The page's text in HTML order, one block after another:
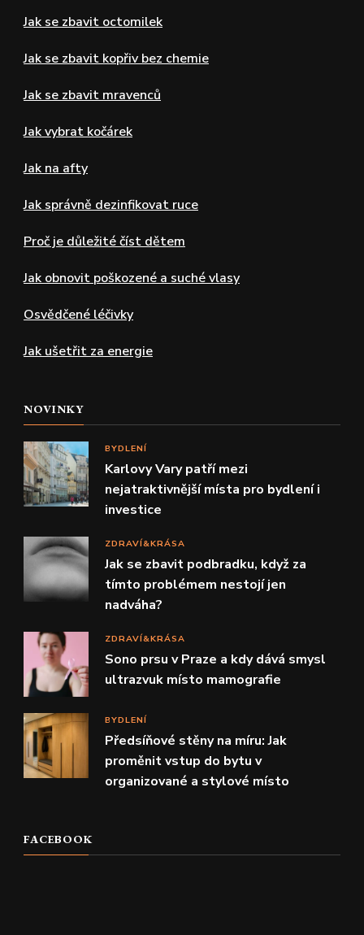
Jak se zbavit octomilek
Jak se zbavit kopřiv bez chemie
Jak se zbavit mravenců
Jak vybrat kočárek
Jak na afty
Jak správně dezinfikovat ruce
Proč je důležité číst dětem
Jak obnovit poškozené a suché vlasy
Osvědčené léčivky
Jak ušetřit za energie
NOVINKY
BYDLENÍ
Karlovy Vary patří mezi
nejatraktivnější místa pro bydlení i
investice
ZDRAVÍ&KRÁSA
Jak se zbavit podbradku, když za
tímto problémem nestojí jen
nadváha?
ZDRAVÍ&KRÁSA
Sono prsu v Praze a kdy dává smysl
ultrazvuk místo mamografie
BYDLENÍ
Předsíňové stěny na míru: Jak
proměnit vstup do bytu v
organizované a stylové místo
FACEBOOK